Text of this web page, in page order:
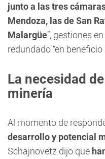
junto a las tres
Mendoza, las de San
Malargüe”, gestiones
redundado “en
La necesidad
minería
Al momento de
desarrollo y potencial
Schajnovetz dijo que